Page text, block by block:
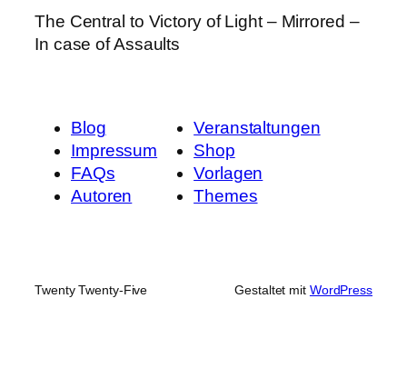
The Central to Victory of Light – Mirrored –
In case of Assaults
Blog
Impressum
FAQs
Autoren
Veranstaltungen
Shop
Vorlagen
Themes
Twenty Twenty-Five Gestaltet mit WordPress